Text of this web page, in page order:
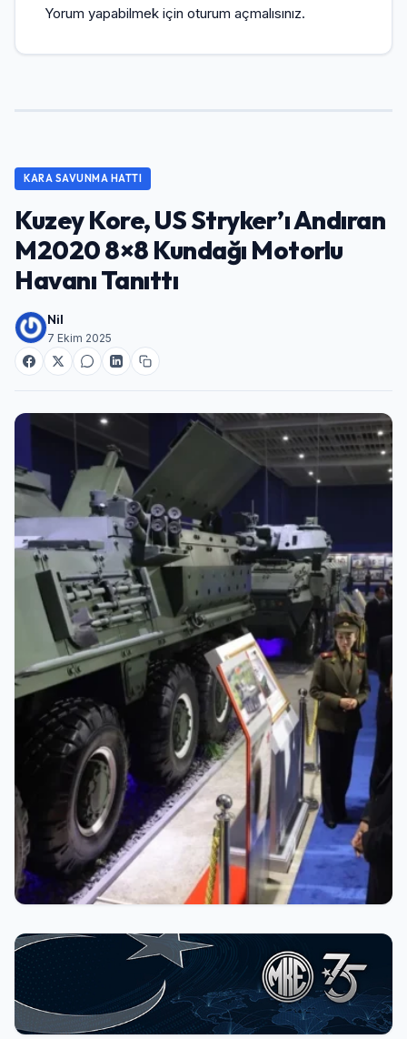
Yorum yapabilmek için oturum açmalısınız.
KARA SAVUNMA HATTI
Kuzey Kore, US Stryker’ı Andıran
M2020 8×8 Kundağı Motorlu
Havanı Tanıttı
Nil
7 Ekim 2025